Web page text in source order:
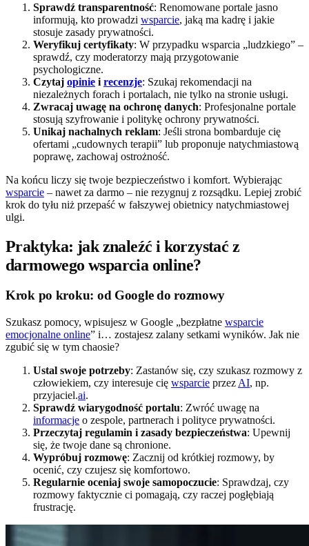
Sprawdź transparentność: Renomowane portale jasno
informują, kto prowadzi wsparcie, jaką ma kadrę i jakie
stosuje zasady prywatności.
Weryfikuj certyfikaty: W przypadku wsparcia „ludzkiego” –
sprawdź, czy moderatorzy mają przygotowanie
psychologiczne.
Czytaj opinie i recenzje: Szukaj rekomendacji na
niezależnych forach i portalach, nie tylko na stronie usługi.
Zwracaj uwagę na ochronę danych: Profesjonalne portale
stosują szyfrowanie i politykę ochrony prywatności.
Unikaj nachalnych reklam: Jeśli strona bombarduje cię
ofertami „cudownych terapii” lub proponuje natychmiastową
poprawę, zachowaj ostrożność.
Na końcu liczy się twoje bezpieczeństwo i komfort. Wybierając
wsparcie – nawet za darmo – nie rezygnuj z rozsądku. Lepiej zrobić
krok do tyłu niż przepaść w fałszywej obietnicy natychmiastowej
ulgi.
Praktyka: jak znaleźć i korzystać z
darmowego wsparcia online?
Krok po kroku: od Google do rozmowy
Szukasz pomocy, wpisujesz w Google „bezpłatne wsparcie
emocjonalne online” i… zostajesz zalany setkami wyników. Jak nie
zgubić się w tym chaosie?
Ustal swoje potrzeby: Zastanów się, czy szukasz rozmowy z
człowiekiem, czy interesuje cię wsparcie przez AI, np.
przyjaciel.ai.
Sprawdź wiarygodność portalu: Zwróć uwagę na
informacje o zespole, partnerach i polityce prywatności.
Przeczytaj regulamin i zasady bezpieczeństwa: Upewnij
się, że twoje dane są chronione.
Wypróbuj rozmowę: Zacznij od krótkiej rozmowy, by
ocenić, czy czujesz się komfortowo.
Regularnie oceniaj swoje samopoczucie: Sprawdzaj, czy
rozmowy faktycznie ci pomagają, czy raczej pogłębiają
frustrację.